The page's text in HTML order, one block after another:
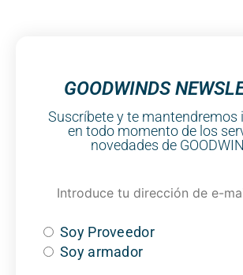
GOODWINDS
Suscríbete y te
en todo momento de los
novedades de
Soy Proveedor
Soy armador